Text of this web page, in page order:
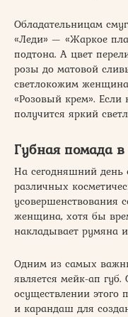
Обладательницам
«Леди» — «Жаркое
подтона. А цвет
розы до матовой
светлокожим
«Розовый крем». Если
получится яркий
Губная помада
На сегодняшний день
различных
усовершенствования
женщина, хотя бы
накладывает румяна
Одним из самых
является мейк-ап
осуществлении этого
и карандаш для